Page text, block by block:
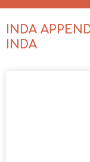
INDA
INDA